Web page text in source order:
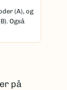
(A), og
Også
på